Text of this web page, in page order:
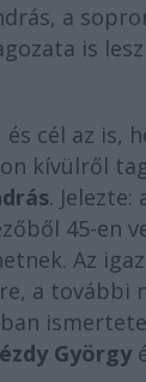
a
is
cél az is,
kívülről
.
45-en
Az
a
György